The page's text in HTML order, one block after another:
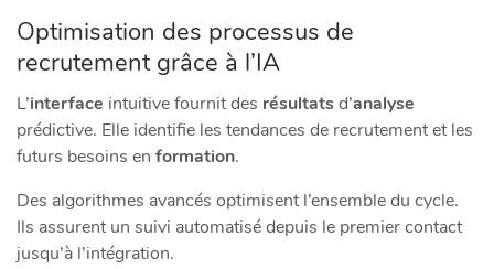
Optimisation des processus de
recrutement grâce à l’IA
L’interface intuitive fournit des résultatsd’analyse
prédictive. Elle identifie les tendances de recrutement et les
futurs besoins en formation.
Des algorithmes avancés optimisent l’ensemble du cycle.
Ils assurent un suivi automatisé depuis le premier contact
jusqu’à l’intégration.